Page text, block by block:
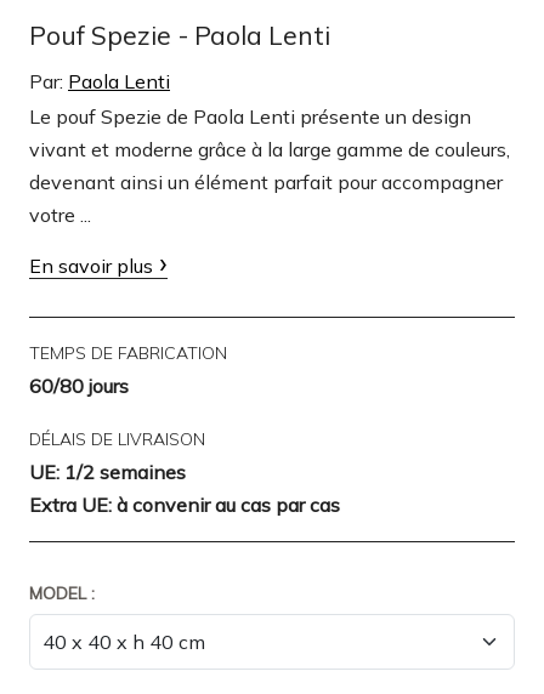
Pouf Spezie - Paola Lenti
Par: Paola Lenti
Le pouf Spezie de Paola Lenti présente un design
vivant et moderne grâce à la large gamme de couleurs,
devenant ainsi un élément parfait pour accompagner
votre ...
En savoir plus
TEMPS DE FABRICATION
60/80 jours
DÉLAIS DE LIVRAISON
UE: 1/2 semaines
Extra UE: à convenir au cas par cas
MODEL :